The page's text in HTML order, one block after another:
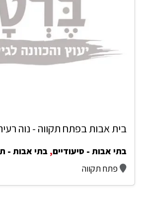
בית אבות בפתח תקווה - נוה
בתי אבות - סיעודיים, בתי אבות -
פתח תקווה